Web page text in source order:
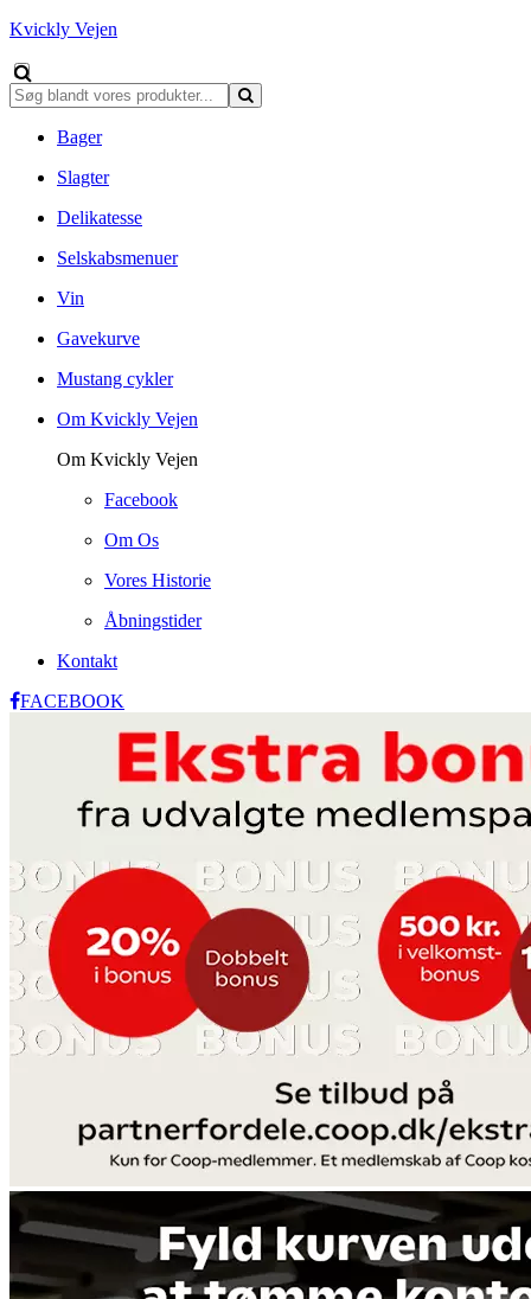
Kvickly Vejen
Bager
Slagter
Delikatesse
Selskabsmenuer
Vin
Gavekurve
Mustang cykler
Om Kvickly Vejen
Om Kvickly Vejen
Facebook
Om Os
Vores Historie
Åbningstider
Kontakt
FACEBOOK